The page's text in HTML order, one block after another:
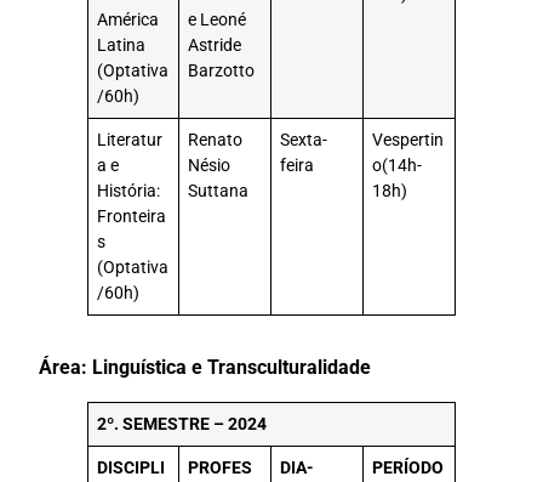
América
Latina
(Optativa
/60h)
e Leoné
Astride
Barzotto
Literatur
a e
História:
Fronteira
s
(Optativa
/60h)
Renato
Nésio
Suttana
Sexta-
feira
Vespertin
o(14h-
18h)
Área: Linguística e Transculturalidade
2º. SEMESTRE – 2024
DISCIPLI
PROFES
DIA-
PERÍODO